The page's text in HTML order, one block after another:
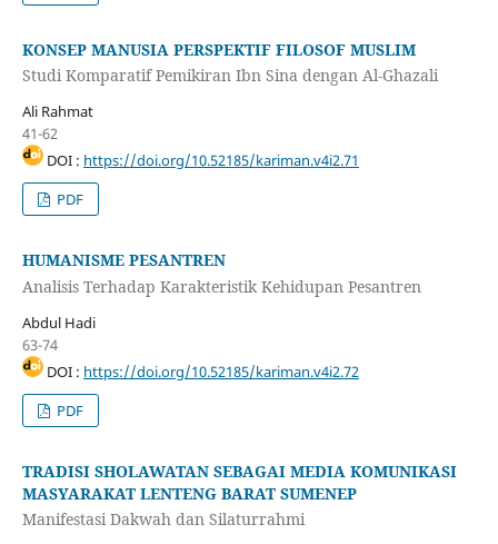
KONSEP MANUSIA PERSPEKTIF FILOSOF MUSLIM
Studi Komparatif Pemikiran Ibn Sina dengan Al-Ghazali
Ali Rahmat
41-62
DOI : https://doi.org/10.52185/kariman.v4i2.71
PDF
HUMANISME PESANTREN
Analisis Terhadap Karakteristik Kehidupan Pesantren
Abdul Hadi
63-74
DOI : https://doi.org/10.52185/kariman.v4i2.72
PDF
TRADISI SHOLAWATAN SEBAGAI MEDIA KOMUNIKASI
MASYARAKAT LENTENG BARAT SUMENEP
Manifestasi Dakwah dan Silaturrahmi